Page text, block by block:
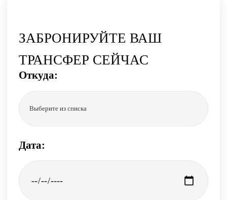
ЗАБРОНИРУЙТЕ ВАШ
ТРАНСФЕР СЕЙЧАС
Откуда:
Выберите из списка
Дата: